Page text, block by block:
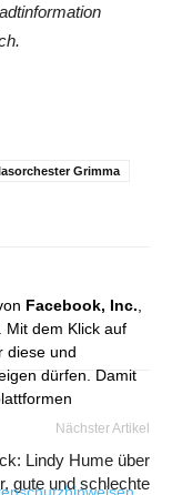
Grimma
Facebook, Inc.
Mit dem Klick auf
diese und
dürfen. Damit
Nächster Artikel
Lindy Hume über
gute und schlechte